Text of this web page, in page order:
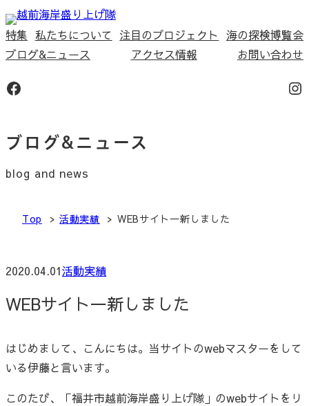
内
容
を
キ
特集 私たちについて 注目のプロジェクト
海の探検博覧会
ブログ&ニュース
アクセス情報 お問い合わせ
Facebook
ブログ&ニュース
blog and news
Top 活動実績 WEBサイト一新しました
2020.04.01活動実績
WEBサイト一新しました
はじめまして、こんにちは。当サイトのwebマスターをして
いる伊藤と言います。
このたび、「福井市越前海岸盛り上げ隊」のwebサイトをリ